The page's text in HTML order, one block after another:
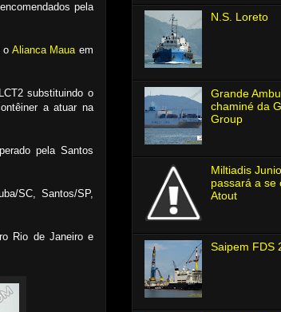
pela
o Alianca Mauaem
substituindo o
a atuar na
pela Santos
SC, Santos/SP,
Rio de Janeiro e
N.S. Loreto
Grande
chaminé da
Group
Miltiadis
passará a se
Atout
Saipem FDS